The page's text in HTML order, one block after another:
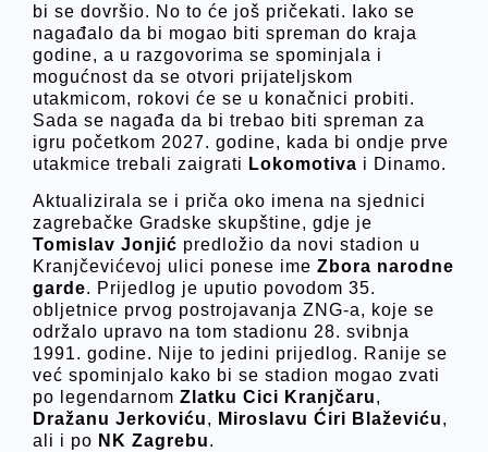
bi se dovršio. No to će još pričekati. Iako se
nagađalo da bi mogao biti spreman do kraja
godine, a u razgovorima se spominjala i
mogućnost da se otvori prijateljskom
utakmicom, rokovi će se u konačnici probiti.
Sada se nagađa da bi trebao biti spreman za
igru početkom 2027. godine, kada bi ondje prve
utakmice trebali zaigrati Lokomotiva i Dinamo.
Aktualizirala se i priča oko imena na sjednici
zagrebačke Gradske skupštine, gdje je
Tomislav Jonjić predložio da novi stadion u
Kranjčevićevoj ulici ponese ime Zbora narodne
garde. Prijedlog je uputio povodom 35.
obljetnice prvog postrojavanja ZNG-a, koje se
održalo upravo na tom stadionu 28. svibnja
1991. godine. Nije to jedini prijedlog. Ranije se
već spominjalo kako bi se stadion mogao zvati
po legendarnom Zlatku Cici Kranjčaru,
Dražanu Jerkoviću, Miroslavu Ćiri Blaževiću,
ali i po NK Zagrebu.